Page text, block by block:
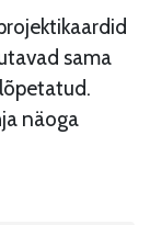
sama
näoga